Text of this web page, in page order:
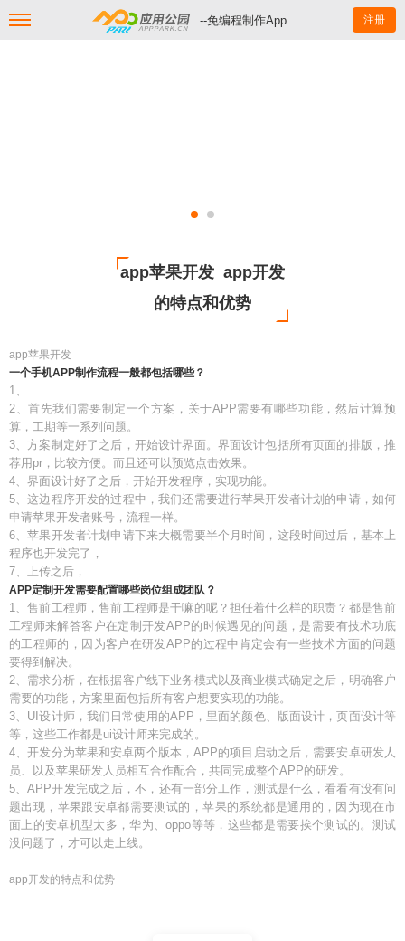
--免编程制作App 注册
app苹果开发_app开发
的特点和优势
app苹果开发
一个手机APP制作流程一般都包括哪些？
1、
2、首先我们需要制定一个方案，关于APP需要有哪些功能，然后计算预
算，工期等一系列问题。
3、方案制定好了之后，开始设计界面。界面设计包括所有页面的排版，推
荐用pr，比较方便。而且还可以预览点击效果。
4、界面设计好了之后，开始开发程序，实现功能。
5、这边程序开发的过程中，我们还需要进行苹果开发者计划的申请，如何
申请苹果开发者账号，流程一样。
6、苹果开发者计划申请下来大概需要半个月时间，这段时间过后，基本上
程序也开发完了，
7、上传之后，
APP定制开发需要配置哪些岗位组成团队？
1、售前工程师，售前工程师是干嘛的呢？担任着什么样的职责？都是售前
工程师来解答客户在定制开发APP的时候遇见的问题，是需要有技术功底
的工程师的，因为客户在研发APP的过程中肯定会有一些技术方面的问题
要得到解决。
2、需求分析，在根据客户线下业务模式以及商业模式确定之后，明确客户
需要的功能，方案里面包括所有客户想要实现的功能。
3、UI设计师，我们日常使用的APP，里面的颜色、版面设计，页面设计等
等，这些工作都是ui设计师来完成的。
4、开发分为苹果和安卓两个版本，APP的项目启动之后，需要安卓研发人
员、以及苹果研发人员相互合作配合，共同完成整个APP的研发。
5、APP开发完成之后，不，还有一部分工作，测试是什么，看看有没有问
题出现，苹果跟安卓都需要测试的，苹果的系统都是通用的，因为现在市
面上的安卓机型太多，华为、oppo等等，这些都是需要挨个测试的。测试
没问题了，才可以走上线。
app开发的特点和优势